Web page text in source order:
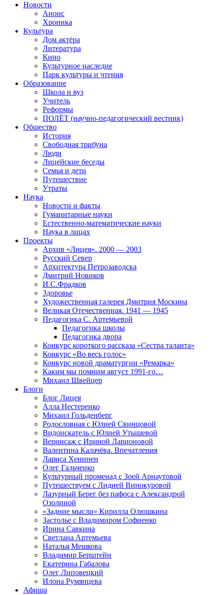
Новости
Анонс
Хроника
Культура
Дом актёра
Литература
Кино
Культурное наследие
Парк культуры и чтения
Образование
Школа и вуз
Учитель
Реформы
ПОЛЁТ (научно-педагогический вестник)
Общество
История
Свободная трибуна
Люди
Лицейские беседы
Семья и дети
Путешествие
Утраты
Наука
Новости и факты
Гуманитарные науки
Естественно-математические науки
Наука в лицах
Проекты
Архив «Лицея». 2000 — 2003
Русский Север
Архитектура Петрозаводска
Дмитрий Новиков
И.С.Фрадков
Здоровье
Художественная галерея Дмитрия Москина
Великая Отечественная. 1941 — 1945
Педагогика С. Артемьевой
Педагогика школы
Педагогика двора
Конкурс короткого рассказа «Сестра таланта»
Конкурс «Во весь голос»
Конкурс новой драматургии «Ремарка»
Каким мы помним август 1991-го…
Михаил Швейцер
Блоги
Блог Лицея
Алла Нестеренко
Михаил Гольденберг
Родословная с Юлией Свинцовой
Видоискатель с Юлией Утышевой
Вернисаж с Ириной Ларионовой
Валентина Калачёва. Впечатления
Лариса Хенинен
Олег Гальченко
Культурный променад с Зоей Арнаутовой
Путешествуем с Лидией Винокуровой
Лазурный Берег без пафоса с Александрой
Озолиной
«Задние мысли» Кирилла Олюшкина
Застолье с Владимиром Софиенко
Ирина Савкина
Светлана Артемьева
Наталья Мешкова
Владимир Берштейн
Екатерина Габалова
Олег Липовецкий
Илона Румянцева
Афиша